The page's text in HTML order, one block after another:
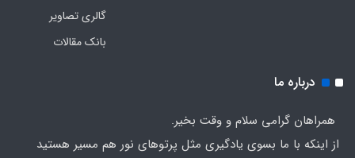
گالری تصاویر
بانک مقالات
درباره ما
همراهان گرامی سلام و وقت بخیر.
از اینکه با ما بسوی یادگیری مثل پرتوهای نور هم مسیر هستید